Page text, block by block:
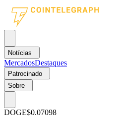
Notícias
MercadosDestaques
Patrocinado
Sobre
DOGE$0.07098